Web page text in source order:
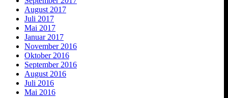
August 2017
Juli 2017
Mai 2017
Januar 2017
November 2016
Oktober 2016
September 2016
August 2016
Juli 2016
Mai 2016